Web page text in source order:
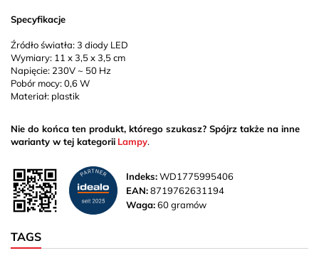
Specyfikacje
Źródło światła: 3 diody LED
Wymiary: 11 x 3,5 x 3,5 cm
Napięcie: 230V ~ 50 Hz
Pobór mocy: 0,6 W
Materiał: plastik
Nie do końca ten produkt, którego szukasz? Spójrz także na inne
warianty w tej kategorii Lampy.
Indeks:WD1775995406
EAN:8719762631194
Waga:60 gramów
TAGS